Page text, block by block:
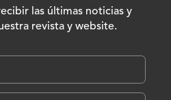
las últimas noticias y
revista y website.